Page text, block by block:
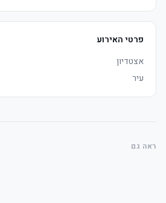
פרטי האירוע
אצטדיון
עיר
ראה גם